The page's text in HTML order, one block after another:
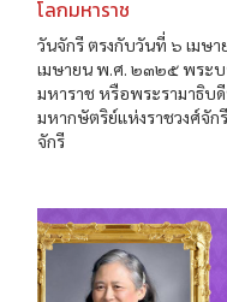
โลกมหาราช
วันจักรี ตรงกับวันที่ ๖ เมษ
เมษายน พ.ศ. ๒๓๒๕ พระ
มหาราช หรือพระรามาธิบ
มหากษัตริย์แห่งราชวงศ์จัก
จักรี